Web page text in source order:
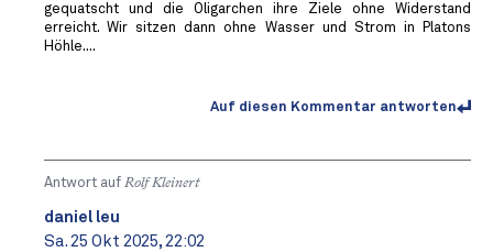
gequatscht und die Oligarchen ihre Ziele ohne Widerstand
erreicht. Wir sitzen dann ohne Wasser und Strom in Platons
Höhle....
Auf diesen Kommentar antworten
Antwort auf Rolf Kleinert
daniel leu
Sa. 25 Okt 2025, 22:02